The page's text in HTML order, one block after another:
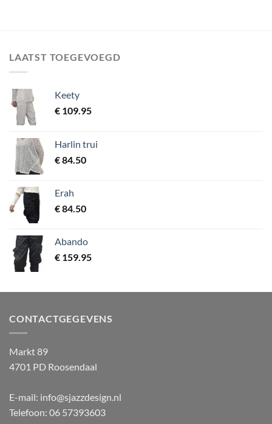
LAATST TOEGEVOEGD
Keety
€ 109.95
Harlin trui
€84.50
Erah
€84.50
Abando
€ 159.95
CONTACTGEGEVENS
Markt 89
4701 PD Roosendaal
E-mail: info@sjazzdesign.nl
Telefoon: 06 57393603